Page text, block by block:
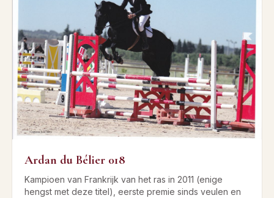
Ardan du Bélier 018
Kampioen van Frankrijk van het ras in 2011 (enige
hengst met deze titel), eerste premie sinds veulen en